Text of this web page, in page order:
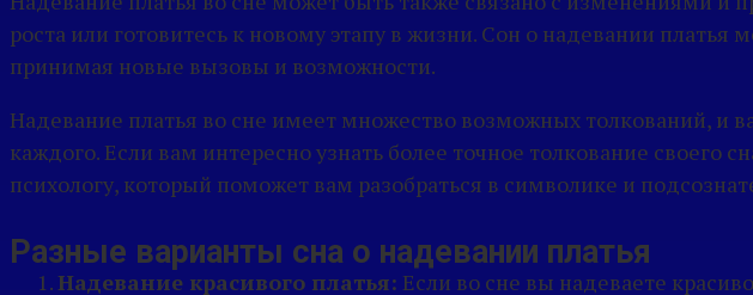
роста или готовитесь к новому этапу в жизни. Сон о надевании
принимая новые вызовы и возможности.
Надевание платья во сне имеет множество возможных толкований,
каждого. Если вам интересно узнать более точное толкование своего
психологу, который поможет вам разобраться в символике и
Разные варианты сна о надевании платья
Надевание красивого платья: Если во сне вы надеваете